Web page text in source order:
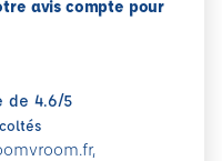
avis compte pour
de 4.6/5